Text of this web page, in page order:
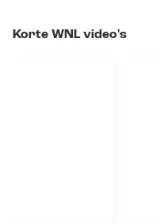
Korte WNL video's